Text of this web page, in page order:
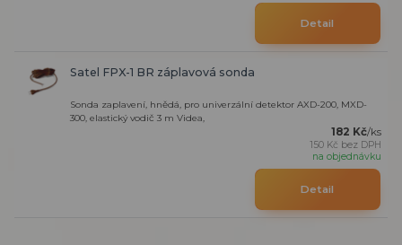
Detail
Satel FPX-1 BR záplavová sonda
Sonda zaplavení, hnědá, pro univerzální detektor AXD-200, MXD-
300, elastický vodič 3 m Videa,
182 Kč/ks
150 Kč bez DPH
na objednávku
Detail